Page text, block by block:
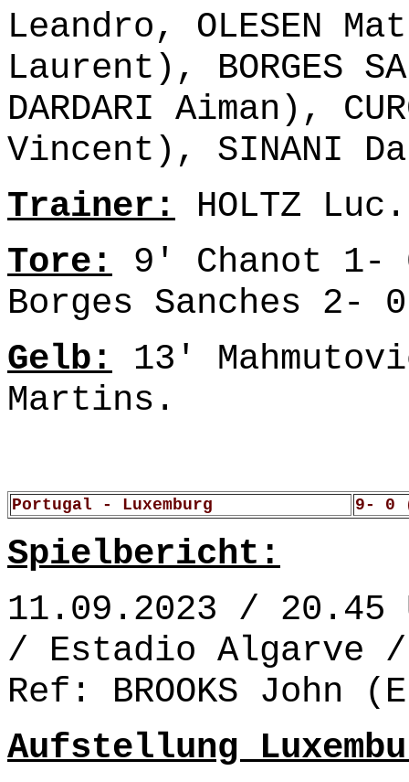
Leandro, OLESEN
Laurent), BORGES
DARDARI Aiman),
Vincent), SINANI
Trainer: HOLTZ Luc.
Tore: 9' Chanot
Borges Sanches
Gelb: 13'
Martins.
Portugal - Luxemburg 9- 0
Spielbericht:
11.09.2023 / 20.45
/ Estadio Algarve /
Ref: BROOKS John
Aufstellung